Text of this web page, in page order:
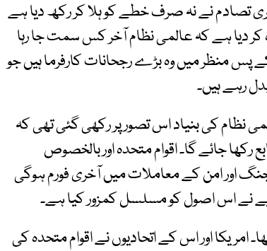
تصادم نے نہ صرف خطے کو ہلا کر رکھ دیا ہے
کر دیا ہے کہ عالمی نظام آخر کس سمت جا رہا
منظر میں وہ بڑے رجحانات کارفرما ہیں جو
رہے ہیں۔
نظام کی بنیاد اس تصور پر رکھی گئی تھی کہ
رکھا جائے گا۔ اقوام متحدہ اور بالخصوص
جنگ اور امن کے معاملات میں آخری فورم ہوگی
نے اس اصول کو مسلسل کمزور کیا ہے۔
پر حملہ تھا۔ امریکا اور اس کے اتحادیوں نے اقوام متحدہ کی